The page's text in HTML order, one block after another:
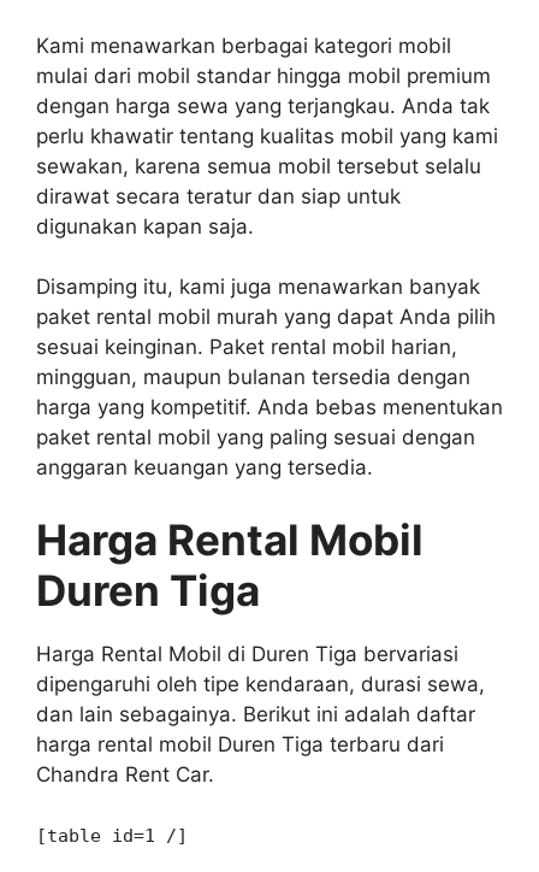
Kami menawarkan berbagai kategori mobil
mulai dari mobil standar hingga mobil premium
dengan harga sewa yang terjangkau. Anda tak
perlu khawatir tentang kualitas mobil yang kami
sewakan, karena semua mobil tersebut selalu
dirawat secara teratur dan siap untuk
digunakan kapan saja.
Disamping itu, kami juga menawarkan banyak
paket rental mobil murah yang dapat Anda pilih
sesuai keinginan. Paket rental mobil harian,
mingguan, maupun bulanan tersedia dengan
harga yang kompetitif. Anda bebas menentukan
paket rental mobil yang paling sesuai dengan
anggaran keuangan yang tersedia.
Harga Rental Mobil
Duren Tiga
Harga Rental Mobil di Duren Tiga bervariasi
dipengaruhi oleh tipe kendaraan, durasi sewa,
dan lain sebagainya. Berikut ini adalah daftar
harga rental mobil Duren Tiga terbaru dari
Chandra Rent Car.
[table id=1 /]